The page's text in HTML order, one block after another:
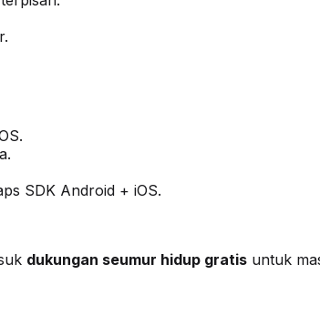
SDK Android + iOS.
dukungan seumur hidup gratis untuk